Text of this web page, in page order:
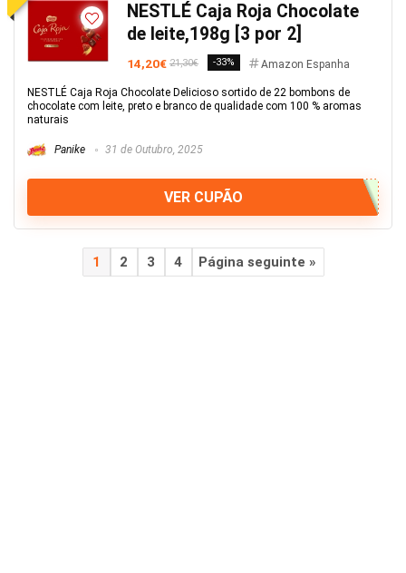
NESTLÉ Caja Roja Chocolate
de leite,198g [3 por 2]
14,20€ 21,30€ -33% Amazon Espanha
NESTLÉ Caja Roja Chocolate Delicioso sortido de 22 bombons de
chocolate com leite, preto e branco de qualidade com 100 % aromas
naturais
Panike 31 de Outubro, 2025
VER CUPÃO
1 2 3 4 Página seguinte »